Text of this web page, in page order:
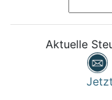
Aktuelle